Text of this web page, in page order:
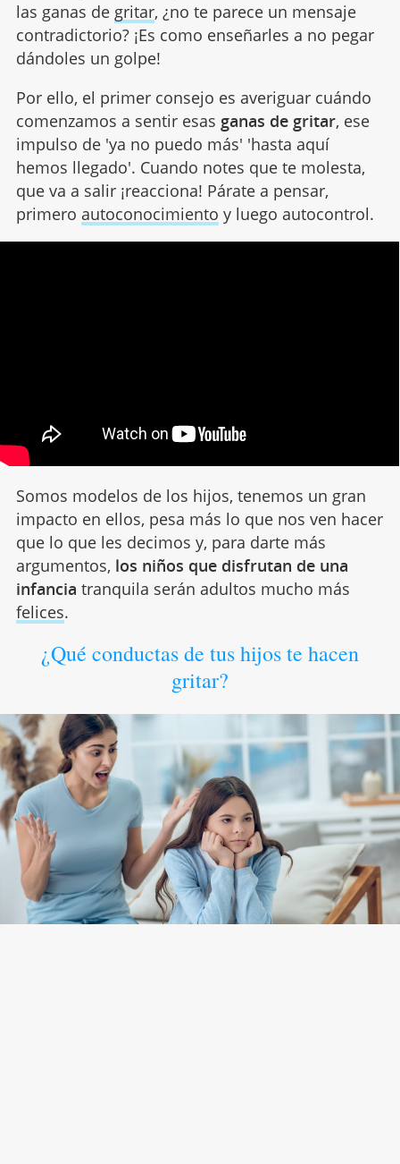
las ganas de gritar, ¿no te parece un mensaje
contradictorio? ¡Es como enseñarles a no pegar
dándoles un golpe!
Por ello, el primer consejo es averiguar cuándo
comenzamos a sentir esas ganas de gritar, ese
impulso de 'ya no puedo más' 'hasta aquí
hemos llegado'. Cuando notes que te molesta,
que va a salir ¡reacciona! Párate a pensar,
primero autoconocimiento y luego autocontrol.
Somos modelos de los hijos, tenemos un gran
impacto en ellos, pesa más lo que nos ven hacer
que lo que les decimos y, para darte más
argumentos, los niños que disfrutan de una
infancia tranquila serán adultos mucho más
felices.
¿Qué conductas de tus hijos te hacen
gritar?